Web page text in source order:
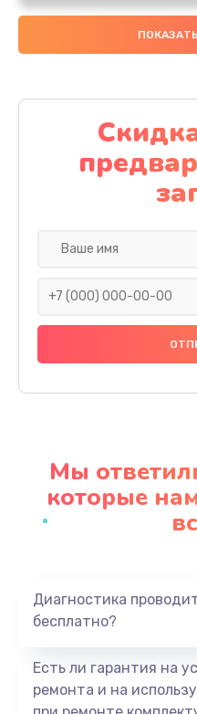
Замена
Мы
которые
Диагностика
бесплатно?
Есть ли гарантия на
ремонта и на